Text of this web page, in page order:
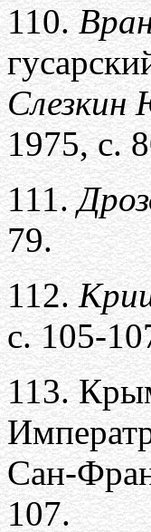
110.
1975, с.
111.
79.
112.
с. 105-
113.
Сан-
107.